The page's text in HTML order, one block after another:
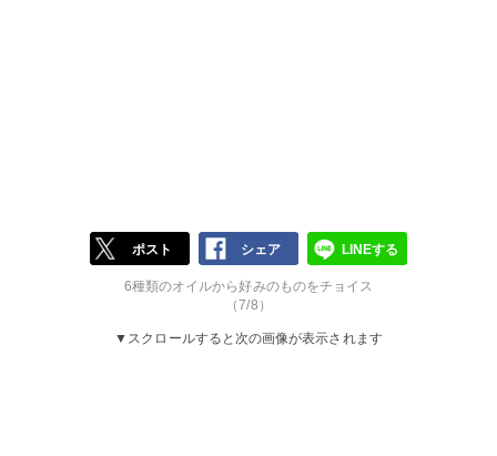
ポスト シェア LINEする
6種類のオイルから好みのものをチョイス
（7/8）
▼スクロールすると次の画像が表示されます